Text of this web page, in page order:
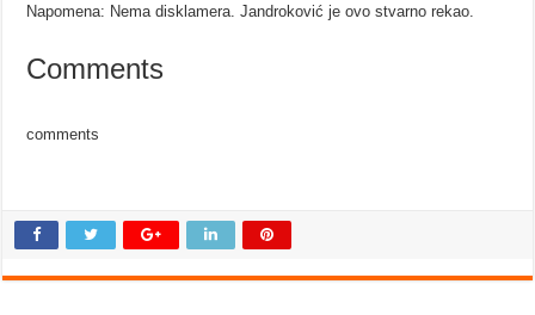
Napomena: Nema disklamera. Jandroković je ovo stvarno rekao.
Comments
comments